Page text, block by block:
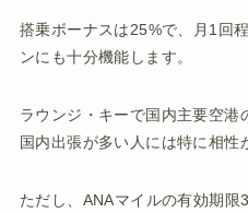
搭乗ボーナスは25%で、月1回
ンにも十分機能します。
ラウンジ・キーで国内主要空港
国内出張が多い人には特に相性
ただし、ANAマイルの有効期